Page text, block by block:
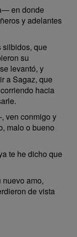
en donde
y adelantes
silbidos, que
su
levantó, y
a Sagaz, que
hacia
conmigo y
malo o bueno
te he dicho que
amo,
de vista